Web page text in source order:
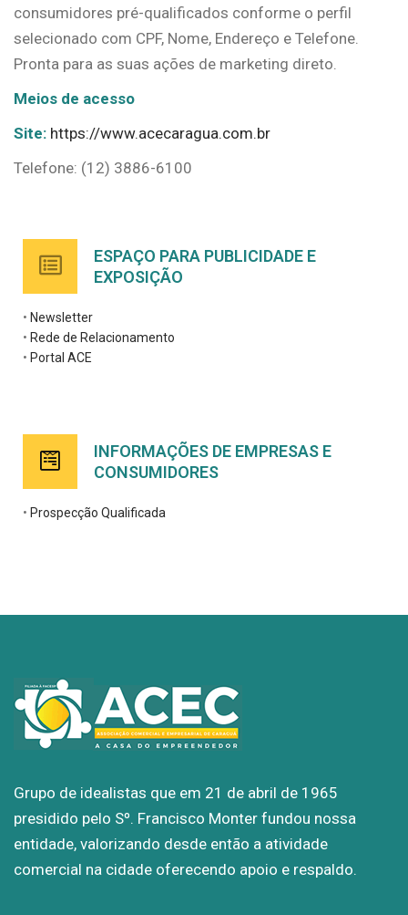
consumidores pré-qualificados conforme o perfil
selecionado com CPF, Nome, Endereço e Telefone.
Pronta para as suas ações de marketing direto.
Meios de acesso
Site: https://www.acecaragua.com.br
Telefone: (12) 3886-6100
ESPAÇO PARA PUBLICIDADE E
EXPOSIÇÃO
• Newsletter
• Rede de Relacionamento
• Portal ACE
INFORMAÇÕES DE EMPRESAS E
CONSUMIDORES
• Prospecção Qualificada
Grupo de idealistas que em 21 de abril de 1965
presidido pelo Sº. Francisco Monter fundou nossa
entidade, valorizando desde então a atividade
comercial na cidade oferecendo apoio e respaldo.